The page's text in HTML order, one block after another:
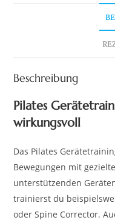
Beschreibung
Pilates
wirkungsvoll
Das Pilates
Bewegungen mit
unterstützenden
trainierst du
oder Spine Corrector.